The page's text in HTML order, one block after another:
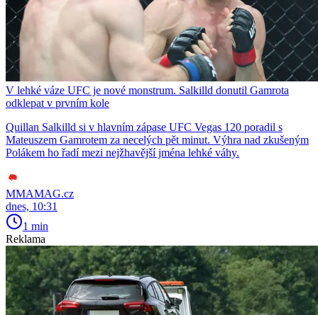
V lehké váze UFC je nové monstrum. Salkilld donutil Gamrota
odklepat v prvním kole
Quillan Salkilld si v hlavním zápase UFC Vegas 120 poradil s
Mateuszem Gamrotem za necelých pět minut. Výhra nad zkušeným
Polákem ho řadí mezi nejžhavější jména lehké váhy.
MMAMAG.cz
dnes, 10:31
1 min
Reklama